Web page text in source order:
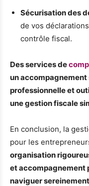
Sécurisation des
de vos
contrôle fiscal.
Des services de
un
professionnelle et
une gestion fiscale
En conclusion, la
pour les
organisation
et accompagnement
naviguer